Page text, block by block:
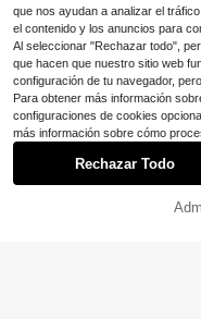
Lo sentimos,
Mostrar artículos similares
que nos ayudan a analizar el
el contenido y los anuncios para
Al seleccionar "Rechazar todo",
que hacen que nuestro sitio web
configuración de tu navegador,
Para obtener más información
configuraciones de cookies
más información sobre cómo
Rechazar Todo